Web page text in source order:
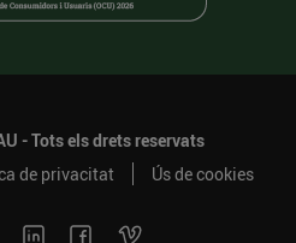
- Tots els drets reservats
de privacitat Ús de cookies